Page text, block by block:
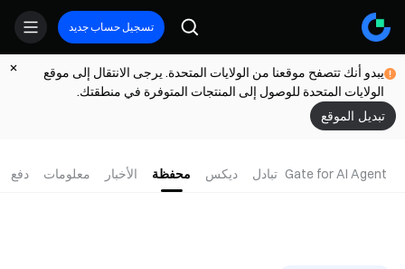
تسجيل حساب جديد
يبدو أنك تتصفح موقعنا من الولايات المتحدة. يرجى الانتقال إلى موقع
الولايات المتحدة للوصول إلى المنتجات المتوفرة في منطقتك.
تبديل الموقع
Gate for AI Agent تبادل ديكس محفظة الأخبار معلومات دفع